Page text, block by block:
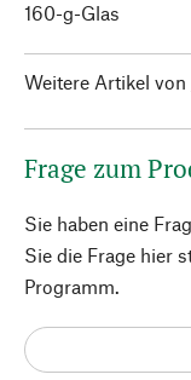
160-g-Glas
Weitere Artikel von
Frage zum
Sie haben eine
Sie die Frage hier
Programm.